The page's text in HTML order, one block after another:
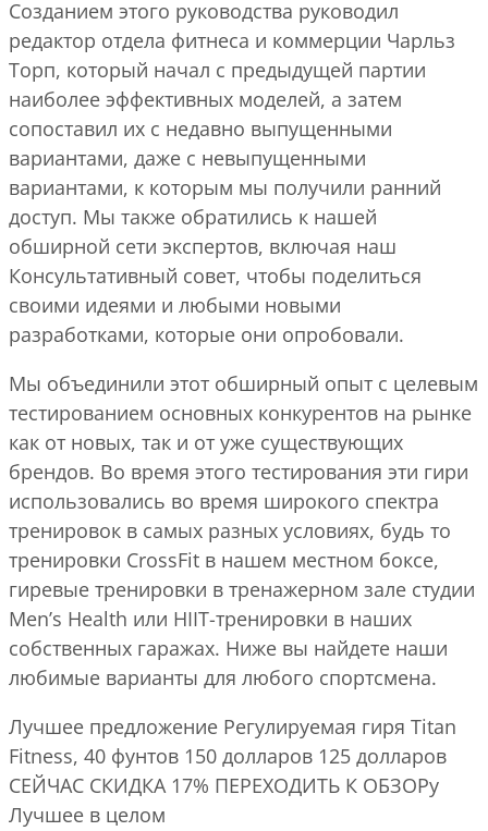
Созданием этого руководства руководил
редактор отдела фитнеса и коммерции Чарльз
Торп, который начал с предыдущей партии
наиболее эффективных моделей, а затем
сопоставил их с недавно выпущенными
вариантами, даже с невыпущенными
вариантами, к которым мы получили ранний
доступ. Мы также обратились к нашей
обширной сети экспертов, включая наш
Консультативный совет, чтобы поделиться
своими идеями и любыми новыми
разработками, которые они опробовали.
Мы объединили этот обширный опыт с целевым
тестированием основных конкурентов на рынке
как от новых, так и от уже существующих
брендов. Во время этого тестирования эти гири
использовались во время широкого спектра
тренировок в самых разных условиях, будь то
тренировки CrossFit в нашем местном боксе,
гиревые тренировки в тренажерном зале студии
Men’s Health или HIIT-тренировки в наших
собственных гаражах. Ниже вы найдете наши
любимые варианты для любого спортсмена.
Лучшее предложение Регулируемая гиря Titan
Fitness, 40 фунтов 150 долларов 125 долларов
СЕЙЧАС СКИДКА 17% ПЕРЕХОДИТЬ К ОБЗОРу
Лучшее в целом